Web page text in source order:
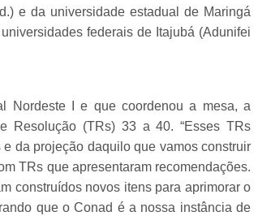
e da universidade estadual de Maringá
federais de Itajubá (Adunifei
Nordeste I e que coordenou a mesa, a
Resolução (TRs) 33 a 40. “Esses TRs
da projeção daquilo que vamos construir
TRs que apresentaram recomendações.
construídos novos itens para aprimorar o
que o Conad é a nossa instância de